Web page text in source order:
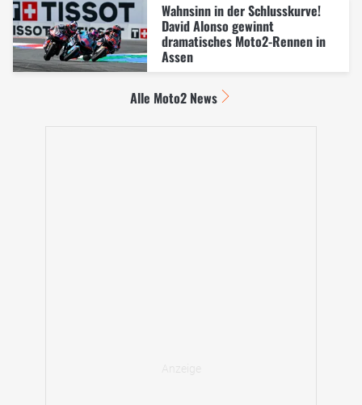
Wahnsinn in der Schlusskurve!
David Alonso gewinnt
dramatisches Moto2-Rennen in
Assen
Alle Moto2 News